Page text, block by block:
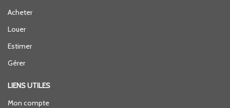
Acheter
Louer
Estimer
Gérer
LIENS UTILES
Mon compte